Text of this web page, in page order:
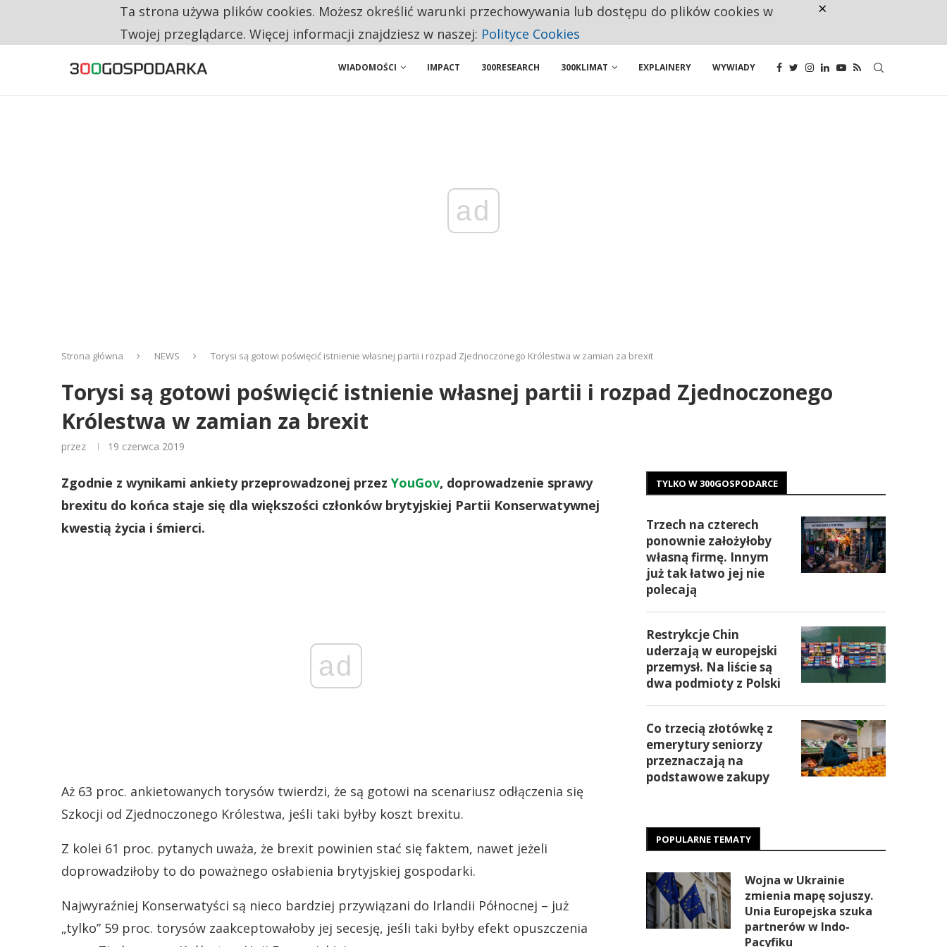
CO TRZECIĄ ZŁOTÓWKĘ Z EMERYTURY SENIORZY PRZEZNACZAJĄ NA PODSTAWOWE ZAKUPY
WIADOMOŚCI IMPACT 300RESEARCH 300KLIMAT EXPLAINERY WYWIADY
ad
Strona główna NEWS Torysi są gotowi poświęcić istnienie własnej partii i rozpad Zjednoczonego Królestwa w zamian za brexit
Torysi są gotowi poświęcić istnienie własnej partii i rozpad Zjednoczonego
Królestwa w zamian za brexit
przez 19 czerwca 2019
Zgodnie z wynikami ankiety przeprowadzonej przez YouGov, doprowadzenie sprawy
brexitu do końca staje się dla większości członków brytyjskiej Partii Konserwatywnej
kwestią życia i śmierci.
ad
Aż 63 proc. ankietowanych torysów twierdzi, że są gotowi na scenariusz odłączenia się
Szkocji od Zjednoczonego Królestwa, jeśli taki byłby koszt brexitu.
Z kolei 61 proc. pytanych uważa, że brexit powinien stać się faktem, nawet jeżeli
doprowadziłoby to do poważnego osłabienia brytyjskiej gospodarki.
Najwyraźniej Konserwatyści są nieco bardziej przywiązani do Irlandii Północnej – już
„tylko” 59 proc. torysów zaakceptowałoby jej secesję, jeśli taki byłby efekt opuszczenia
TYLKO W 300GOSPODARCE
Trzech na czterech
ponownie założyłoby
własną firmę. Innym
już tak łatwo jej nie
polecają
Restrykcje Chin
uderzają w europejski
przemysł. Na liście są
dwa podmioty z Polski
Co trzecią złotówkę z
emerytury seniorzy
przeznaczają na
podstawowe zakupy
POPULARNE TEMATY
Wojna w Ukrainie
zmienia mapę sojuszy.
Unia Europejska szuka
partnerów w Indo-
Pacyfiku
Ta strona używa plików cookies. Możesz określić warunki przechowywania lub dostępu do plików cookies w
Twojej przeglądarce. Więcej informacji znajdziesz w naszej: Polityce Cookies
×